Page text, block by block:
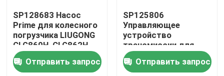
Дом
Продукты
Видео
SP128683 Насос
Prime для колесного
погрузчика LIUGONG
CLG860H, CLG862H,
CLG862N, CLG870H,
CLG888, CLG890H,
Отправить запрос
SP125806
Управляющее
устройство
трансмиссии для
колесного
погрузчика LIUGONG
Отправить запрос